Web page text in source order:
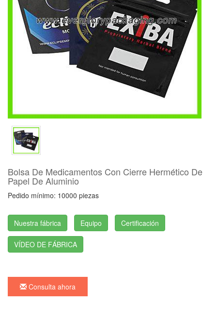
Bolsa De Medicamentos Con Cierre Hermético De
Papel De Aluminio
Pedido mínimo: 10000 piezas
Nuestra fábrica Equipo Certificación
VÍDEO DE FÁBRICA
Consulta ahora